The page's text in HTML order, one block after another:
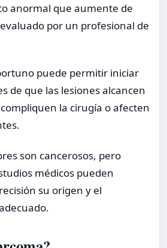
anormal que aumente de
por un profesional de
puede permitir iniciar
de que las lesiones alcancen
la cirugía o afecten
son cancerosos, pero
médicos pueden
su origen y el